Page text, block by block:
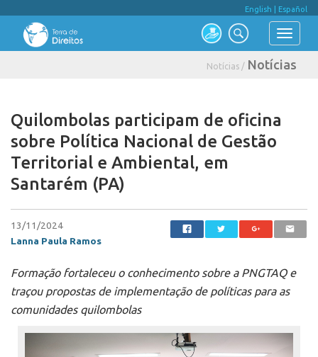
English Español
Notícias / Notícias
Quilombolas participam de oficina
sobre Política Nacional de Gestão
Territorial e Ambiental, em
Santarém (PA)
13/11/2024
Lanna Paula Ramos
Formação fortaleceu o conhecimento sobre a PNGTAQ e
traçou propostas de implementação de políticas para as
comunidades quilombolas